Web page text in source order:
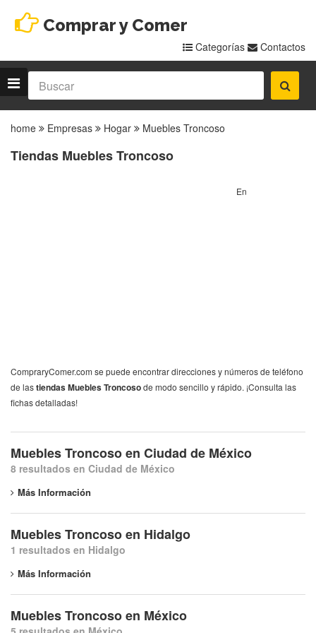
Comprar y Comer
Categorías Contactos
home Empresas Hogar Muebles Troncoso
Tiendas Muebles Troncoso
En
CompraryComer.com se puede encontrar direcciones y números de teléfono
de lastiendas Muebles Troncosode modo sencillo y rápido. ¡Consulta las
fichas detalladas!
Muebles Troncoso en Ciudad de México
8 resultados en Ciudad de México
Más Información
Muebles Troncoso en Hidalgo
1 resultados en Hidalgo
Más Información
Muebles Troncoso en México